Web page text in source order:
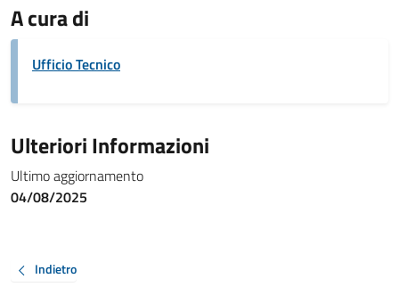
A cura di
Ufficio Tecnico
Ulteriori Informazioni
Ultimo aggiornamento
04/08/2025
Indietro